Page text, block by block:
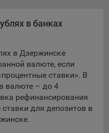
Адрес: Yandex
6005 Luzern, Switzerland.
Ireland Ltd, Gordon
Ireland.
изменения
в банках
в Дзержинске
валюте, если
ставки». В
валюте – до 4
рефинансирования
для депозитов в